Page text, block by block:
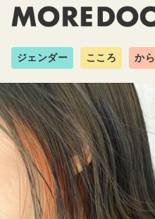
ジェンダー こころ か